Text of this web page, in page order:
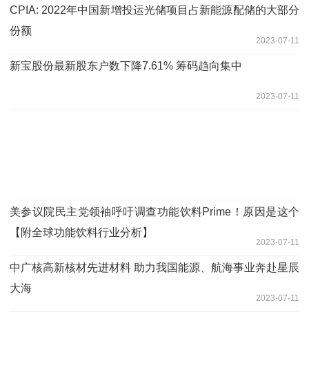
CPIA: 2022年中国新增投运光储项目占新能源配储的大部分
份额
2023-07-11
新宝股份最新股东户数下降7.61% 筹码趋向集中
2023-07-11
美参议院民主党领袖呼吁调查功能饮料Prime！原因是这个
【附全球功能饮料行业分析】
2023-07-11
中广核高新核材先进材料 助力我国能源、航海事业奔赴星辰
大海
2023-07-11